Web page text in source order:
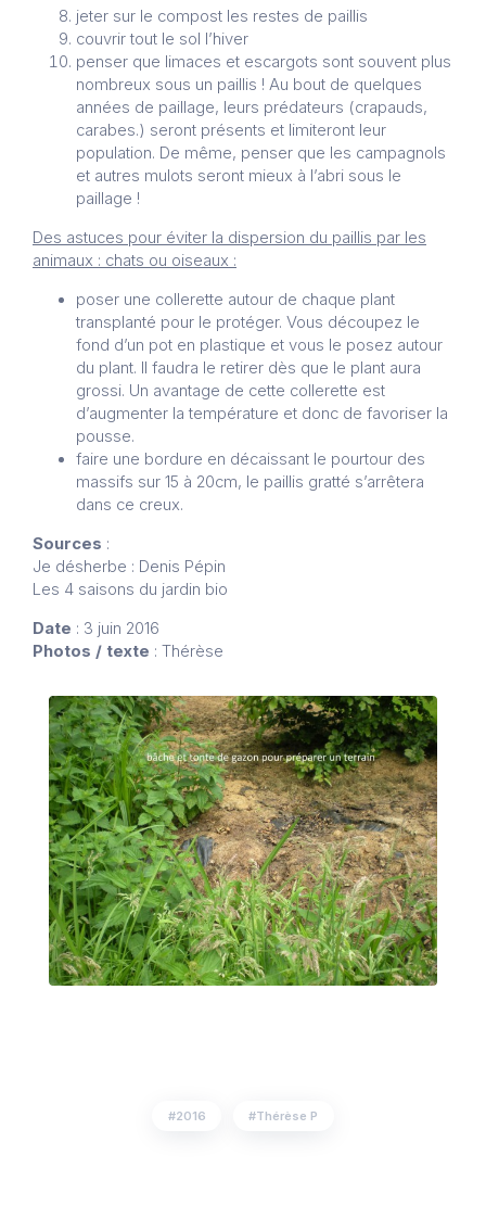
jeter sur le compost les restes de paillis
couvrir tout le sol l’hiver
penser que limaces et escargots sont souvent plus
nombreux sous un paillis ! Au bout de quelques
années de paillage, leurs prédateurs (crapauds,
carabes.) seront présents et limiteront leur
population. De même, penser que les campagnols
et autres mulots seront mieux à l’abri sous le
paillage !
Des astuces pour éviter la dispersion du paillis par les
animaux : chats ou oiseaux :
poser une collerette autour de chaque plant
transplanté pour le protéger. Vous découpez le
fond d’un pot en plastique et vous le posez autour
du plant. Il faudra le retirer dès que le plant aura
grossi. Un avantage de cette collerette est
d’augmenter la température et donc de favoriser la
pousse.
faire une bordure en décaissant le pourtour des
massifs sur 15 à 20cm, le paillis gratté s’arrêtera
dans ce creux.
Sources :
Je désherbe : Denis Pépin
Les 4 saisons du jardin bio
Date : 3 juin 2016
Photos / texte : Thérèse
2016 Thérèse P